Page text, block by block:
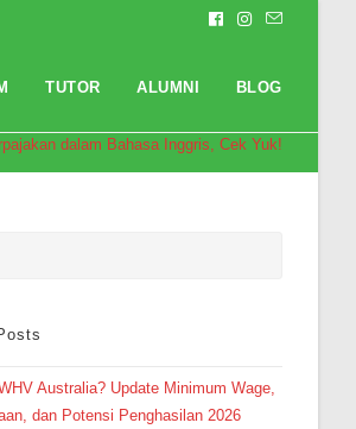
TUTOR ALUMNI BLOG
dalam Bahasa Inggris, Cek Yuk!
Australia? Update Minimum Wage,
dan Potensi Penghasilan 2026